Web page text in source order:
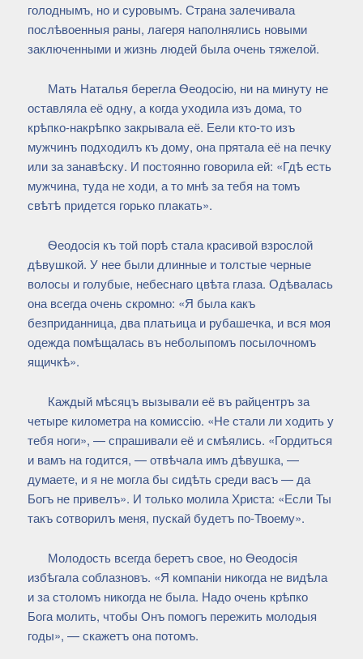
голоднымъ, но и суровымъ. Страна залечивала
послѣвоенныя раны, лагеря наполнялись новыми
заключенными и жизнь людей была очень тяжелой.
Мать Наталья берегла Ѳеодосію, ни на минуту не
оставляла её одну, а когда уходила изъ дома, то
крѣпко-накрѣпко закрывала её. Еели кто-то изъ
мужчинъ подходилъ къ дому, она прятала её на печку
или за занавѣску. И постоянно говорила ей: «Гдѣ есть
мужчина, туда не ходи, а то мнѣ за тебя на томъ
свѣтѣ придется горько плакать».
Ѳеодосія къ той порѣ стала красивой взрослой
дѣвушкой. У нее были длинные и толстые черные
волосы и голубые, небеснаго цвѣта глаза. Одѣвалась
она всегда очень скромно: «Я была какъ
безприданница, два платьица и рубашечка, и вся моя
одежда помѣщалась въ неболыпомъ посылочномъ
ящичкѣ».
Каждый мѣсяцъ вызывали её въ райцентръ за
четыре километра на комиссію. «Не стали ли ходить у
тебя ноги», — спрашивали её и смѣялись. «Гордиться
и вамъ на годится, — отвѣчала имъ дѣвушка, —
думаете, и я не могла бы сидѣть среди васъ — да
Богъ не привелъ». И только молила Христа: «Если Ты
такъ сотворилъ меня, пускай будетъ по-Твоему».
Молодость всегда беретъ свое, но Ѳеодосія
избѣгала соблазновъ. «Я компаніи никогда не видѣла
и за столомъ никогда не была. Надо очень крѣпко
Бога молить, чтобы Онъ помогъ пережить молодыя
годы», — скажетъ она потомъ.